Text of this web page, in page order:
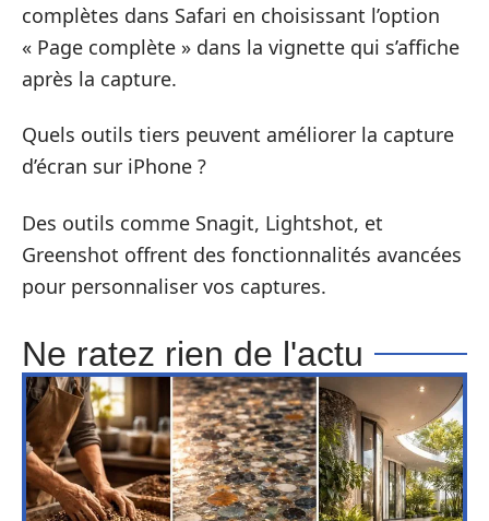
complètes dans Safari en choisissant l’option
« Page complète » dans la vignette qui s’affiche
après la capture.
Quels outils tiers peuvent améliorer la capture
d’écran sur iPhone ?
Des outils comme Snagit, Lightshot, et
Greenshot offrent des fonctionnalités avancées
pour personnaliser vos captures.
Ne ratez rien de l'actu